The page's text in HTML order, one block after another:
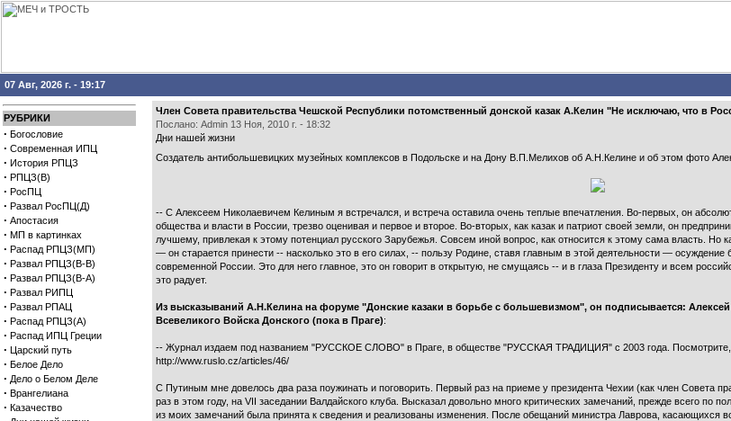
07 Авг, 2026 г. - 19:17
РУБРИКИ
· Богословие
· Современная ИПЦ
· История РПЦЗ
· РПЦЗ(В)
· РосПЦ
· Развал РосПЦ(Д)
· Апостасия
· МП в картинках
· Распад РПЦЗ(МП)
· Развал РПЦЗ(В-В)
· Развал РПЦЗ(В-А)
· Развал РИПЦ
· Развал РПАЦ
· Распад РПЦЗ(А)
· Распад ИПЦ Греции
· Царский путь
· Белое Дело
· Дело о Белом Деле
· Врангелиана
· Казачество
Член Совета правительства Чешской Республики потомственный донской казак А.Келин "Не исключаю, что в
Послано: Admin 13 Ноя, 2010 г. - 18:32
Дни нашей жизни
Создатель антибольшевицких музейных комплексов в Подольске и на Дону В.П.Мелихов об А.Н.Келине и об этом фото
-- С Алексеем Николаевичем Келиным я встречался, и встреча оставила очень теплые впечатления. Во-первых, он
общества и власти в России, трезво оценивая и первое и второе. Во-вторых, как казак и патриот своей земли, он
лучшему, привлекая к этому потенциал русского Зарубежья. Совсем иной вопрос, как относится к этому сама власть. Но
— он старается принести -- насколько это в его силах, -- пользу Родине, ставя главным в этой деятельности — осуждение
современной России. Это для него главное, это он говорит в открытую, не смущаясь -- и в глаза Президенту и всем
это радует.
Из высказываний А.Н.Келина на форуме "Донские казаки в борьбе с большевизмом", он подписывается: Алексей
Всевеликого Войска Донского (пока в Праге):
-- Журнал издаем под названием "РУССКОЕ СЛОВО" в Праге, в обществе "РУССКАЯ ТРАДИЦИЯ" с 2003 года. Посмотрите,
http://www.ruslo.cz/articles/46/
С Путиным мне довелось два раза поужинать и поговорить. Первый раз на приеме у президента Чехии (как член Совета
раз в этом году, на VII заседании Валдайского клуба. Высказал довольно много критических замечаний, прежде всего по
из моих замечаний была принята к сведения и реализованы изменения. После обещаний министра Лаврова, касающихся